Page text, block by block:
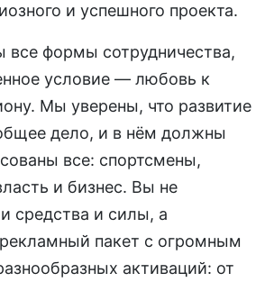
и успешного проекта.
все формы сотрудничества,
условие — любовь к
Мы уверены, что развитие
дело, и в нём должны
все: спортсмены,
и бизнес. Вы не
средства и силы, а
пакет с огромным
активаций: от